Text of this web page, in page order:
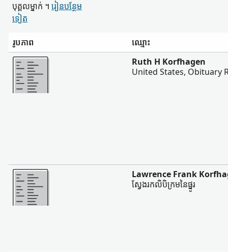
បុគ្គល​ម្នាក់ ។ រៀន​បន្ថែម​
ទៀត
រូបភាព
ឈ្មោះ
ច្រើន
Ruth H Korfhagen
United States, Obituary
ច្រើន
Lawrence Frank
ស្វែងរកលិបិក្រមនៃផ្នូរ